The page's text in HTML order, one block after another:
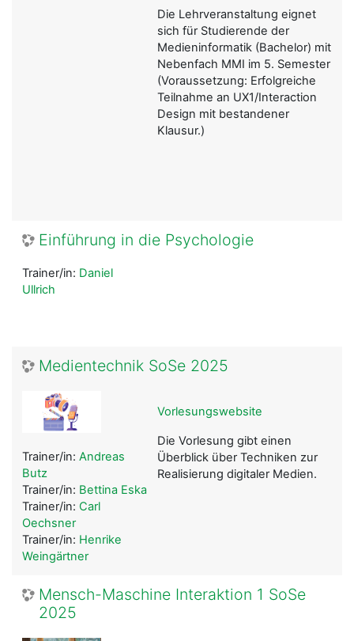
Die Lehrveranstaltung eignet
sich für Studierende der
Medieninformatik (Bachelor) mit
Nebenfach MMI im 5. Semester
(Voraussetzung: Erfolgreiche
Teilnahme an UX1/Interaction
Design mit bestandener
Klausur.)
Einführung in die Psychologie
Trainer/in: Daniel
Ullrich
Medientechnik SoSe 2025
Vorlesungswebsite
Die Vorlesung gibt einen
Überblick über Techniken zur
Realisierung digitaler Medien.
Trainer/in: Andreas
Butz
Trainer/in: Bettina Eska
Trainer/in: Carl
Oechsner
Trainer/in: Henrike
Weingärtner
Mensch-Maschine Interaktion 1 SoSe
2025